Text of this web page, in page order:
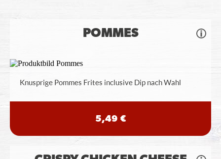
POMMES
Knusprige Pommes Frites inclusive Dip nach Wahl
5,49 €